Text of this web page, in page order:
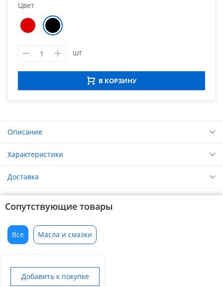
Цвет
шт
В КОРЗИНУ
Описание
Характеристики
Доставка
Сопутствующие товары
Все Масла и смазки
Добавить к покупке